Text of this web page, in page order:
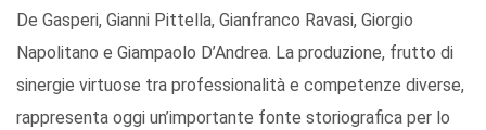
De Gasperi, Gianni Pittella, Gianfranco Ravasi, Giorgio
Napolitano e Giampaolo D’Andrea. La produzione, frutto di
sinergie virtuose tra professionalità e competenze diverse,
rappresenta oggi un’importante fonte storiografica per lo